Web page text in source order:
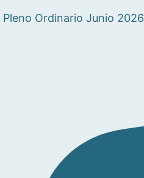
Pleno Ordinario Junio 2026